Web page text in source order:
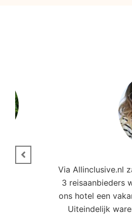
Via Allinclusive.nl
3 reisaanbieders
ons hotel een
Uiteindelijk